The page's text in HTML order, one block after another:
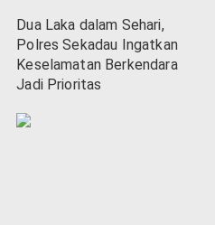
Dua Laka dalam Sehari,
Polres Sekadau Ingatkan
Keselamatan Berkendara
Jadi Prioritas